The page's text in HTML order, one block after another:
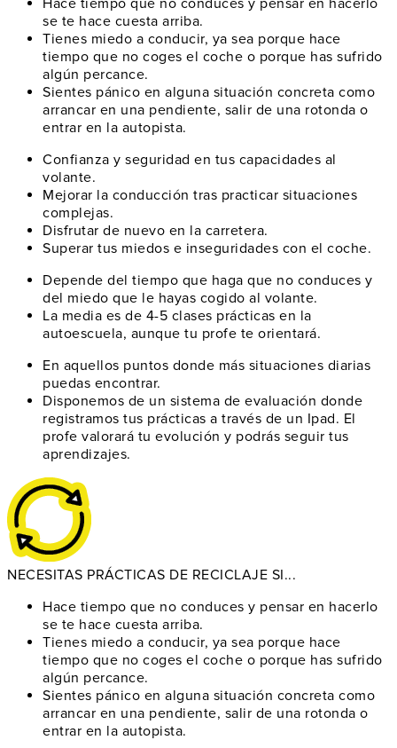
se te hace cuesta arriba.
Tienes miedo a conducir, ya sea porque hace
tiempo que no coges el coche o porque has sufrido
algún percance.
Sientes pánico en alguna situación concreta como
arrancar en una pendiente, salir de una rotonda o
entrar en la autopista.
Confianza y seguridad en tus capacidades al
volante.
Mejorar la conducción tras practicar situaciones
complejas.
Disfrutar de nuevo en la carretera.
Superar tus miedos e inseguridades con el coche.
Depende del tiempo que haga que no conduces y
del miedo que le hayas cogido al volante.
La media es de 4-5 clases prácticas en la
autoescuela, aunque tu profe te orientará.
En aquellos puntos donde más situaciones diarias
puedas encontrar.
Disponemos de un sistema de evaluación donde
registramos tus prácticas a través de un Ipad. El
profe valorará tu evolución y podrás seguir tus
aprendizajes.
NECESITAS PRÁCTICAS DE RECICLAJE SI...
Hace tiempo que no conduces y pensar en hacerlo
se te hace cuesta arriba.
Tienes miedo a conducir, ya sea porque hace
tiempo que no coges el coche o porque has sufrido
algún percance.
Sientes pánico en alguna situación concreta como
arrancar en una pendiente, salir de una rotonda o
entrar en la autopista.